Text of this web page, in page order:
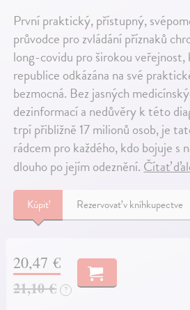
První praktický, přístupný,
průvodce pro zvládání příznaků
long-covidu pro širokou
republice odkázána na své
bezmocná. Bez jasných
dezinformací a nedůvěry k této
trpí přibližně 17 milionů osob, je
rádcem pro každého, kdo bojuje s
dlouho po jejím odeznění.Čítať
Kúpiť Rezervovať v kníhkupectve
20,47 €
21,10 € ?